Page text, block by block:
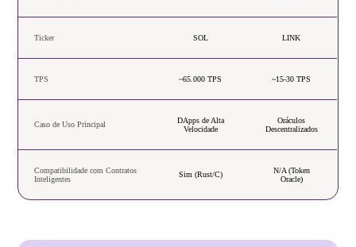
Ticker SOL LINK
TPS ~65.000 TPS ~15-30 TPS
Caso de Uso Principal
DApps de Alta
Velocidade
Oráculos
Descentralizados
Compatibilidade com Contratos
Inteligentes
Sim (Rust/C)
N/A (Token
Oracle)